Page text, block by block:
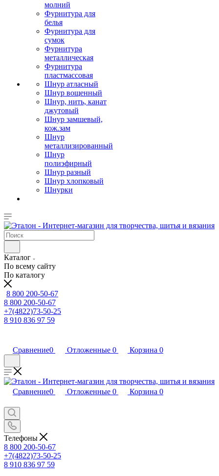
молний
Фурнитура для
белья
Фурнитура для
сумок
Фурнитура
металлическая
Фурнитура
пластмассовая
Шнур атласный
Шнур вощенный
Шнур, нить, канат
джутовый
Шнур замшевый,
кож.зам
Шнур
металлизированный
Шнур
полиэфирный
Шнур разный
Шнур хлопковый
Шнурки
Каталог
По всему сайту
По каталогу
8 800 200-50-67
8 800 200-50-67
+7(4822)73-50-25
8 910 836 97 59
Сравнение0 Отложенные 0 Корзина 0
Сравнение0 Отложенные 0 Корзина 0
Телефоны
8 800 200-50-67
+7(4822)73-50-25
8 910 836 97 59